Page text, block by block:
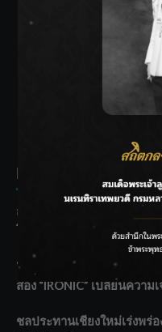
Recent Posts
กรมประมงฟื้น “บ้านธารทอง
โปรตีนยั่งยืนตามพระราชดำริ
“MARQUISE (มาร์คีส์) บุกต
สอง “IRONIC” เปลี่ยนควา
ชลประทานเชียงใหม่เร่งพร่